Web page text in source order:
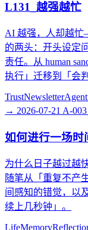
L131_越强越忙
AI 越强，人却越
的两头：开头设定
责任。从 human
执行」迁移到「会
TrustNewsletter
→ 2026-07-21 A-
如何进行一场时
为什么日子越过越
随笔从「重复不产
间感知的错觉，以
续上几秒钟」。
LifeMemory